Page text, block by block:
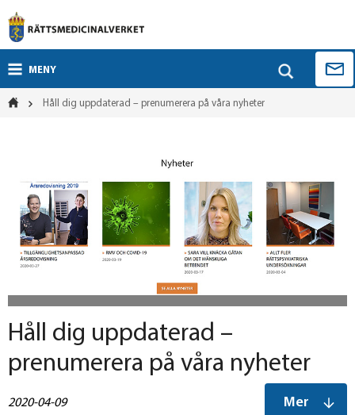
MENY
Håll dig uppdaterad – prenumerera på våra nyheter
Håll dig uppdaterad –
prenumerera på våra nyheter
Mer
2020-04-09